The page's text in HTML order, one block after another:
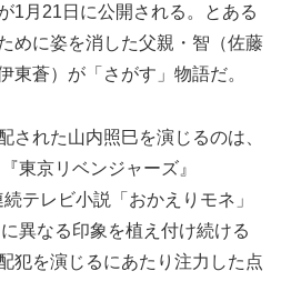
1月21日に公開される。とある
めに姿を消した父親・智（佐藤
東蒼）が「さがす」物語だ。
された山内照巳を演じるのは、
東京リベンジャーズ』
テレビ小説「おかえりモネ」
異なる印象を植え付け続ける
犯を演じるにあたり注力した点